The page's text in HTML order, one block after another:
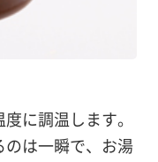
に調温します。
のは一瞬で、お湯